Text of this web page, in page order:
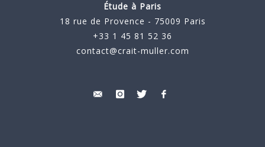
Étude à Paris
18 rue de Provence - 75009 Paris
+33 1 45 81 52 36
contact@crait-muller.com